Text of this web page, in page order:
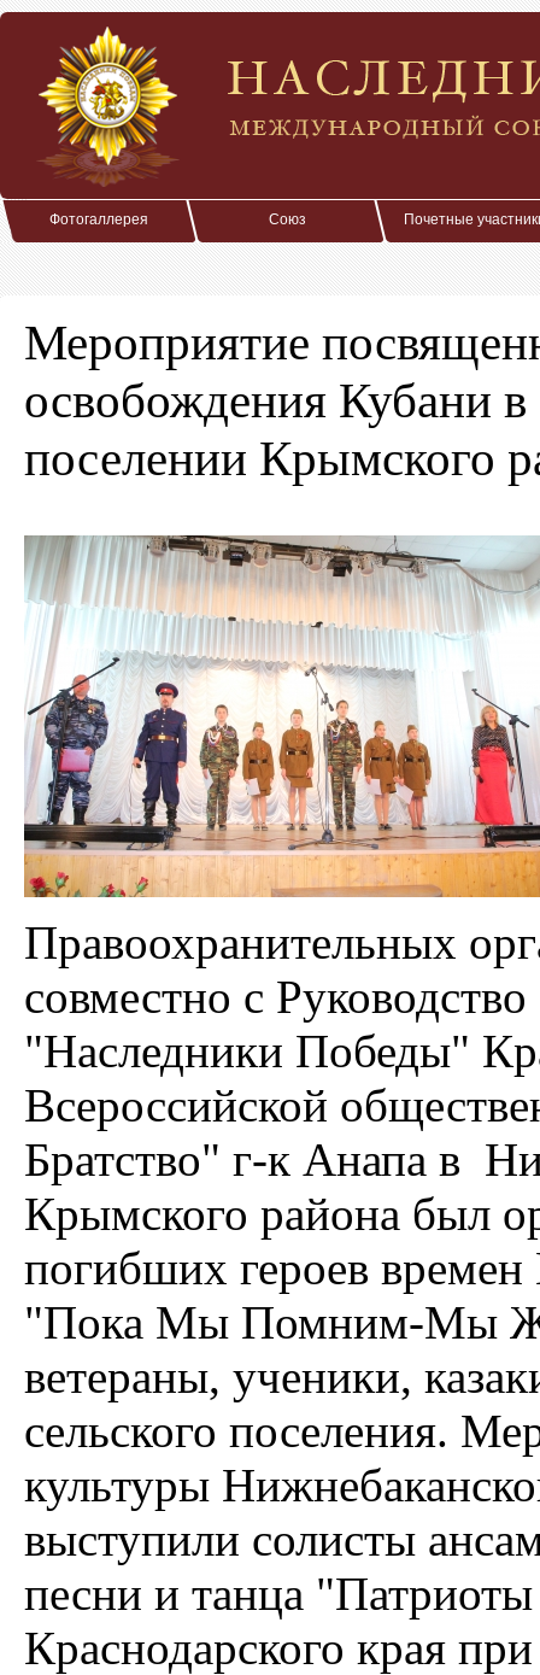
Фотогаллерея Союз Почетные
Мероприятие
освобождения Кубани
поселении Крымского
Правоохранительных
совместно с
"Наследники Победы"
Всероссийской
Братство" г-к Анапа в
Крымского района был
погибших героев
"Пока Мы Помним-Мы
ветераны, ученики,
сельского поселения.
культуры
выступили солисты
песни и танца
Краснодарского края